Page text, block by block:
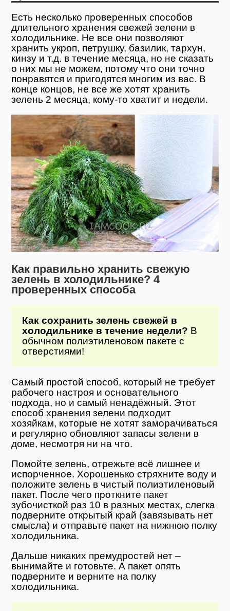
Есть несколько проверенных способов
длительного хранения свежей зелени в
холодильнике. Не все они позволяют
хранить укроп, петрушку, базилик, тархун,
кинзу и т.д. в течение месяца, но не сказать
о них мы не можем, потому что они точно
понравятся и пригодятся многим из вас. В
конце концов, не все же хотят хранить
зелень 2 месяца, кому-то хватит и недели.
Как правильно хранить свежую
зелень в холодильнике? 4
проверенных способа
Как сохранить зелень свежей в
холодильнике в течение недели? В
обычном полиэтиленовом пакете с
отверстиями!
Самый простой способ, который не требует
рабочего настроя и основательного
подхода, но и самый ненадёжный. Этот
способ хранения зелени подходит
хозяйкам, которые не хотят заморачиваться
и регулярно обновляют запасы зелени в
доме, несмотря ни на что.
Помойте зелень, отрежьте всё лишнее и
испорченное. Хорошенько стряхните воду и
положите зелень в чистый полиэтиленовый
пакет. После чего проткните пакет
зубочисткой раз 10 в разных местах, слегка
подверните открытый край (завязывать нет
смысла) и отправьте пакет на нижнюю полку
холодильника.
Дальше никаких премудростей нет –
вынимайте и готовьте. А пакет опять
подверните и верните на полку
холодильника.